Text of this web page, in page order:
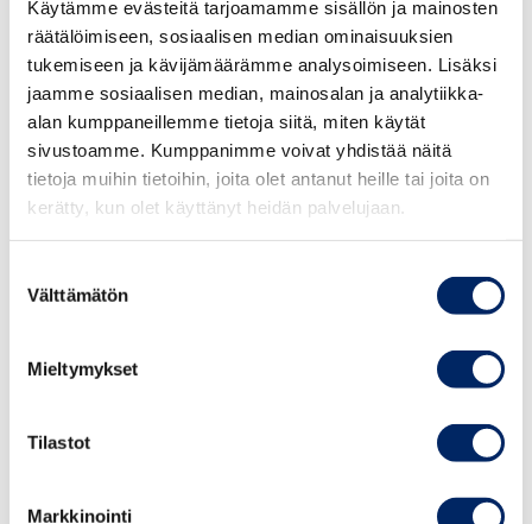
Käytämme evästeitä tarjoamamme sisällön ja mainosten
räätälöimiseen, sosiaalisen median ominaisuuksien
tukemiseen ja kävijämäärämme analysoimiseen. Lisäksi
jaamme sosiaalisen median, mainosalan ja analytiikka-
alan kumppaneillemme tietoja siitä, miten käytät
sivustoamme. Kumppanimme voivat yhdistää näitä
tietoja muihin tietoihin, joita olet antanut heille tai joita on
kerätty, kun olet käyttänyt heidän palvelujaan.
valinta
Välttämätön
Mieltymykset
Tilastot
Markkinointi
11.11.2026
Suuri yritysvastuupäivä
2026